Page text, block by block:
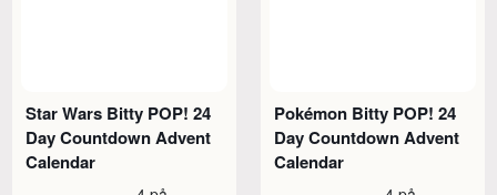
Star Wars Bitty POP! 24
Day Countdown Advent
Calendar
Pokémon Bitty POP! 24
Day Countdown Advent
Calendar